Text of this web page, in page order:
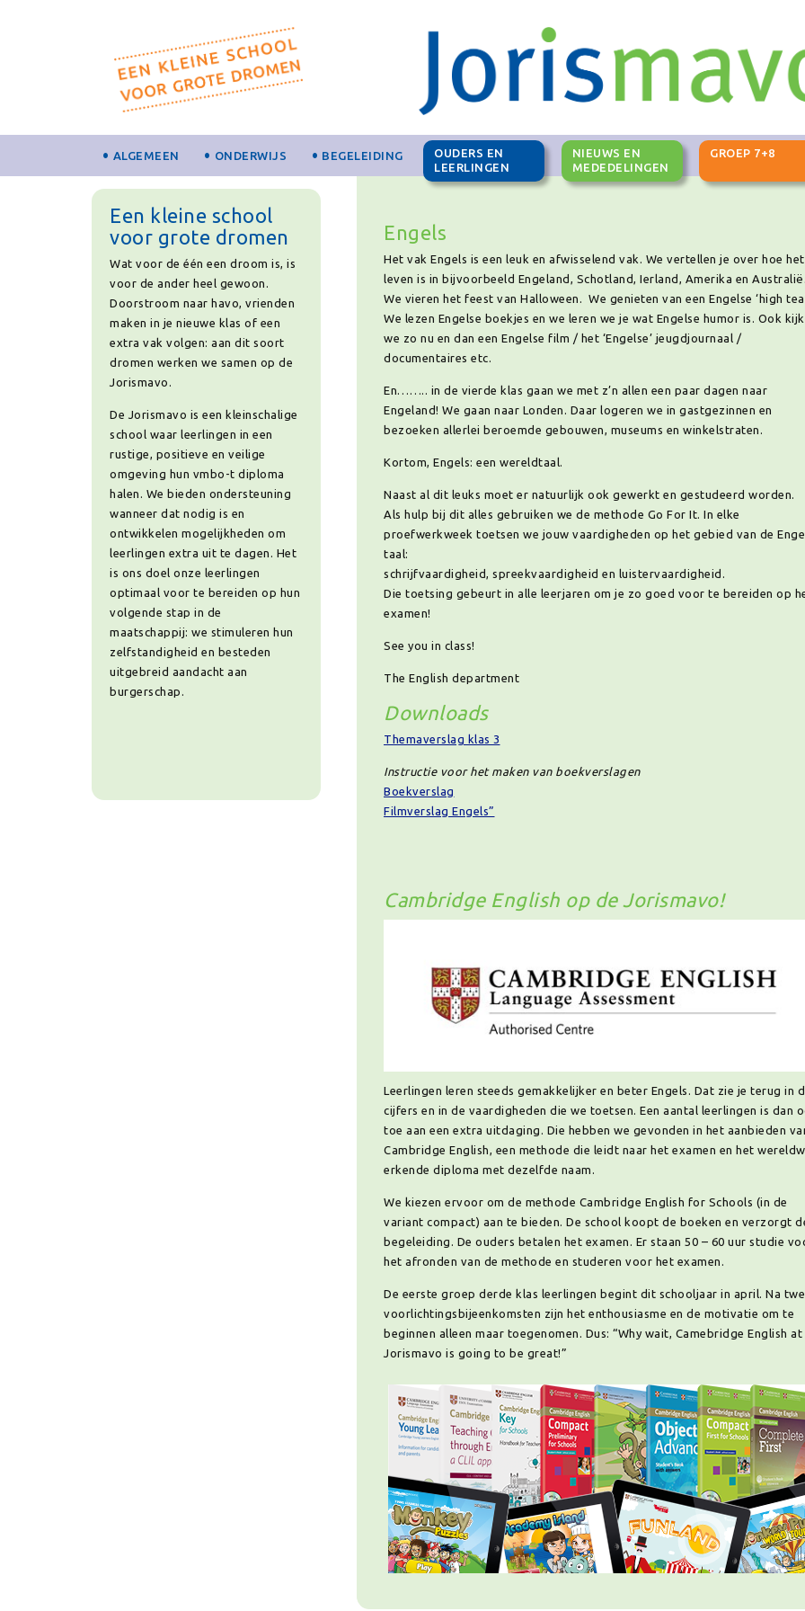
ALGEMEEN ONDERWIJS BEGELEIDING
OUDERS EN
LEERLINGEN
NIEUWS EN
MEDEDELINGEN
GROEP 7+8
Een kleine school
voor grote dromen
Wat voor de één een droom is, is
voor de ander heel gewoon.
Doorstroom naar havo, vrienden
maken in je nieuwe klas of een
extra vak volgen: aan dit soort
dromen werken we samen op de
Jorismavo.
De Jorismavo is een kleinschalige
school waar leerlingen in een
rustige, positieve en veilige
omgeving hun vmbo-t diploma
halen. We bieden ondersteuning
wanneer dat nodig is en
ontwikkelen mogelijkheden om
leerlingen extra uit te dagen. Het
is ons doel onze leerlingen
optimaal voor te bereiden op hun
volgende stap in de
maatschappij: we stimuleren hun
zelfstandigheid en besteden
uitgebreid aandacht aan
burgerschap.
Engels
Het vak Engels is een leuk en afwisselend vak. We vertellen je over hoe het
leven is in bijvoorbeeld Engeland, Schotland, Ierland, Amerika en Australië.
We vieren het feest van Halloween. We genieten van een Engelse ‘high
We lezen Engelse boekjes en we leren we je wat Engelse humor is. Ook
we zo nu en dan een Engelse film / het ‘Engelse’ jeugdjournaal /
documentaires etc.
En…….. in de vierde klas gaan we met z’n allen een paar dagen naar
Engeland! We gaan naar Londen. Daar logeren we in gastgezinnen en
bezoeken allerlei beroemde gebouwen, museums en winkelstraten.
Kortom, Engels: een wereldtaal.
Naast al dit leuks moet er natuurlijk ook gewerkt en gestudeerd worden.
Als hulp bij dit alles gebruiken we de methode Go For It. In elke
proefwerkweek toetsen we jouw vaardigheden op het gebied van de
taal:
schrijfvaardigheid, spreekvaardigheid en luistervaardigheid.
Die toetsing gebeurt in alle leerjaren om je zo goed voor te bereiden op
examen!
See you in class!
The English department
Downloads
Themaverslag klas 3
Instructie voor het maken van boekverslagen
Boekverslag
Filmverslag Engels”
Cambridge English op de Jorismavo!
Leerlingen leren steeds gemakkelijker en beter Engels. Dat zie je terug in
cijfers en in de vaardigheden die we toetsen. Een aantal leerlingen is dan
toe aan een extra uitdaging. Die hebben we gevonden in het aanbieden
Cambridge English, een methode die leidt naar het examen en het
erkende diploma met dezelfde naam.
We kiezen ervoor om de methode Cambridge English for Schools (in de
variant compact) aan te bieden. De school koopt de boeken en verzorgt
begeleiding. De ouders betalen het examen. Er staan 50 – 60 uur studie
het afronden van de methode en studeren voor het examen.
De eerste groep derde klas leerlingen begint dit schooljaar in april. Na
voorlichtingsbijeenkomsten zijn het enthousiasme en de motivatie om te
beginnen alleen maar toegenomen. Dus: “Why wait, Camebridge English at
Jorismavo is going to be great!”